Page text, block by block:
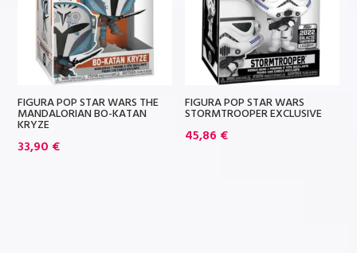
FIGURA POP STAR WARS THE
MANDALORIAN BO-KATAN
KRYZE
33,90 €
FIGURA POP STAR WARS
STORMTROOPER EXCLUSIVE
45,86 €